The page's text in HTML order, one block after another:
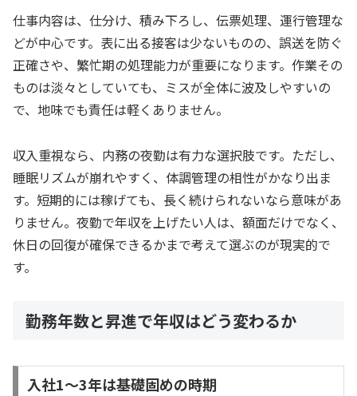
仕事内容は、仕分け、積み下ろし、伝票処理、運行管理な
どが中心です。表に出る接客は少ないものの、誤送を防ぐ
正確さや、繁忙期の処理能力が重要になります。作業その
ものは淡々としていても、ミスが全体に波及しやすいの
で、地味でも責任は軽くありません。
収入重視なら、内務の夜勤は有力な選択肢です。ただし、
睡眠リズムが崩れやすく、体調管理の相性がかなり出ま
す。短期的には稼げても、長く続けられないなら意味があ
りません。夜勤で年収を上げたい人は、額面だけでなく、
休日の回復が確保できるかまで考えて選ぶのが現実的で
す。
勤務年数と昇進で年収はどう変わるか
入社1〜3年は基礎固めの時期